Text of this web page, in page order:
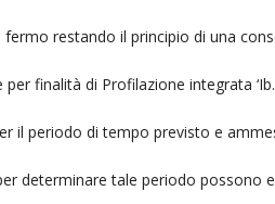
restando il principio di una
finalità di Profilazione integrata
il periodo di tempo previsto e
determinare tale periodo possono